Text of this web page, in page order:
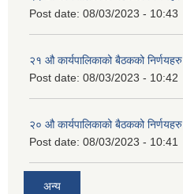
Post date: 08/03/2023 - 10:43
२‍१ औ कार्यपालिकाको बैठकको निर्णयहरु
Post date: 08/03/2023 - 10:42
२‍० औ कार्यपालिकाको बैठकको निर्णयहरु
Post date: 08/03/2023 - 10:41
अन्य